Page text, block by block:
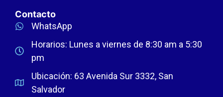
Contacto
WhatsApp
Horarios: Lunes a viernes de 8:30 am a 5:30
pm
Ubicación: 63 Avenida Sur 3332, San
Salvador